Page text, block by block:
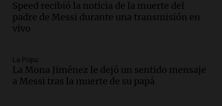
Episodios
Audio.
Una mañana para todos
Episodios
Audio.Una nutricionista derribó el mito
Speed recibió la noticia de la muerte del
padre de Messi durante una transmisión en
vivo
La Popu
La Mona Jiménez le dejó un sentido mensaje
a Messi tras la muerte de su papá